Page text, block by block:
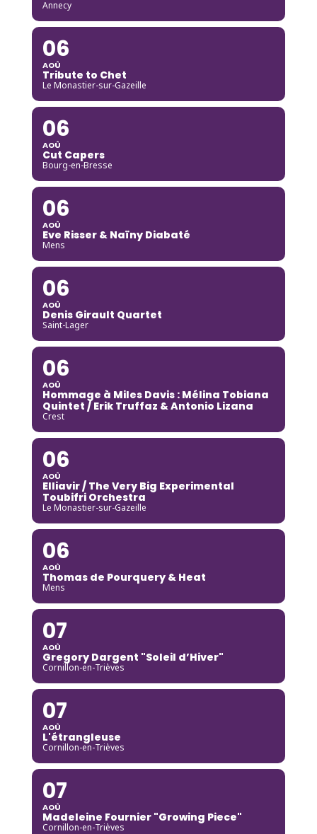
Annecy
06
AOÛ
Tribute to Chet
Le Monastier-sur-Gazeille
06
AOÛ
Cut Capers
Bourg-en-Bresse
06
AOÛ
Eve Risser & Naïny Diabaté
Mens
06
AOÛ
Denis Girault Quartet
Saint-Lager
06
AOÛ
Hommage à Miles Davis : Mélina Tobiana
Quintet / Erik Truffaz & Antonio Lizana
Crest
06
AOÛ
Elliavir / The Very Big Experimental
Toubifri Orchestra
Le Monastier-sur-Gazeille
06
AOÛ
Thomas de Pourquery & Heat
Mens
07
AOÛ
Gregory Dargent "Soleil d’Hiver"
Cornillon-en-Trièves
07
AOÛ
L'étrangleuse
Cornillon-en-Trièves
07
AOÛ
Madeleine Fournier "Growing Piece"
Cornillon-en-Trièves